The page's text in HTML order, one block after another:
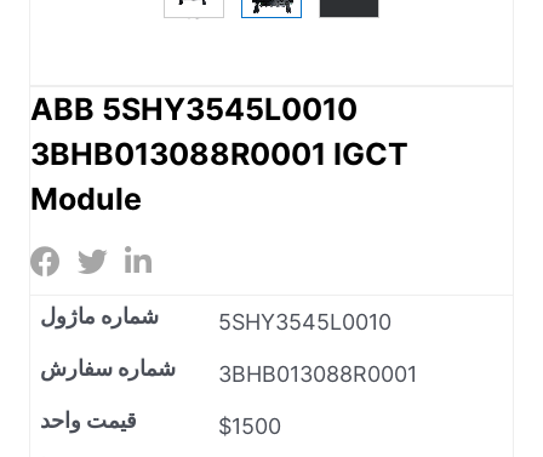
ABB 5SHY3545L0010
3BHB013088R0001 IGCT
Module
شماره ماژول
5SHY3545L0010
شماره سفارش
3BHB013088R0001
قیمت واحد
$1500